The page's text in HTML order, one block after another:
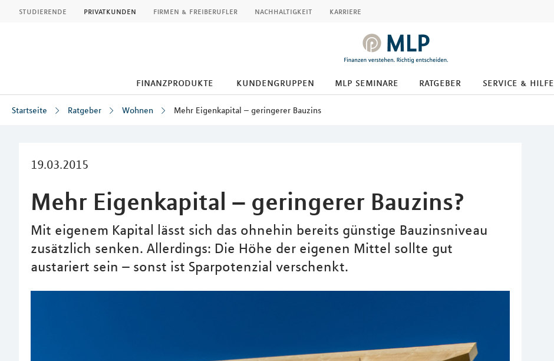
studierende privatkunden firmen & freiberufler nachhaltigkeit karriere
finanzprodukte kundengruppen mlp seminare ratgeber service & hilfe
Startseite Ratgeber Wohnen Mehr Eigenkapital – geringerer Bauzins
19.03.2015
Mehr Eigenkapital – geringerer Bauzins?
Mit eigenem Kapital lässt sich das ohnehin bereits günstige Bauzinsniveau
zusätzlich senken. Allerdings: Die Höhe der eigenen Mittel sollte gut
austariert sein – sonst ist Sparpotenzial verschenkt.